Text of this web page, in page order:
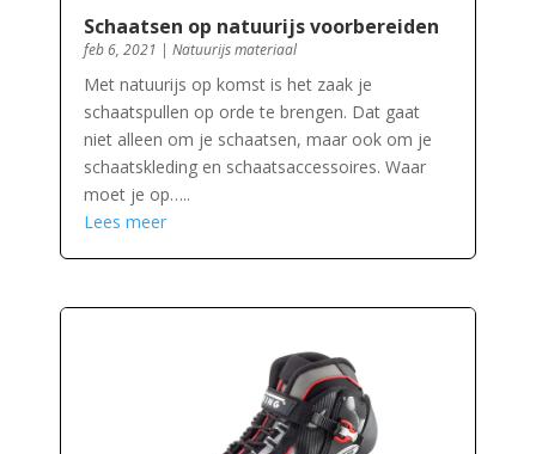
Schaatsen op natuurijs voorbereiden
feb 6, 2021 | Natuurijs materiaal
Met natuurijs op komst is het zaak je
schaatspullen op orde te brengen. Dat gaat
niet alleen om je schaatsen, maar ook om je
schaatskleding en schaatsaccessoires. Waar
moet je op…..
Lees meer